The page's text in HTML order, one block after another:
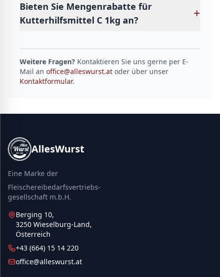
Bieten Sie Mengenrabatte für
Kutterhilfsmittel C 1kg an?
+
Weitere Fragen? Kontaktieren Sie uns gerne per E-
Mail an office@alleswurst.at oder über unser
Kontaktformular.
AllesWurst
Eine Marke der
Fleischereibedarfsvertriebs-
gesellschaft m.b.H.
Berging 10,
3250 Wieselburg-Land,
Österreich
+43 (664) 15 14 220
office@alleswurst.at